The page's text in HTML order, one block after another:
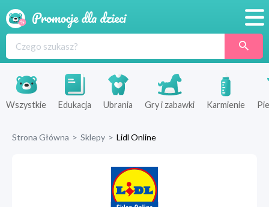
Produkty
Sklepy
Wszystkie Edukacja Ubrania Gry i zabawki Karmienie
Strona Główna > Sklepy > Lidl Online